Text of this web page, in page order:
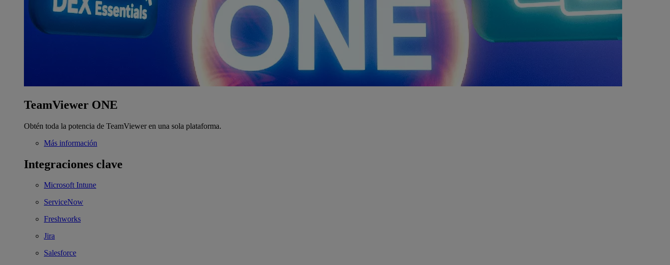
TeamViewer ONE
Obtén toda la potencia de TeamViewer en una sola plataforma.
Más información
Integraciones clave
Microsoft Intune
ServiceNow
Freshworks
Jira
Salesforce